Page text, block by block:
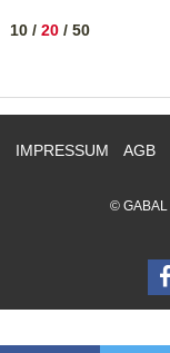
10 / 20 / 50
IMPRESSUM AGB
© GABAL